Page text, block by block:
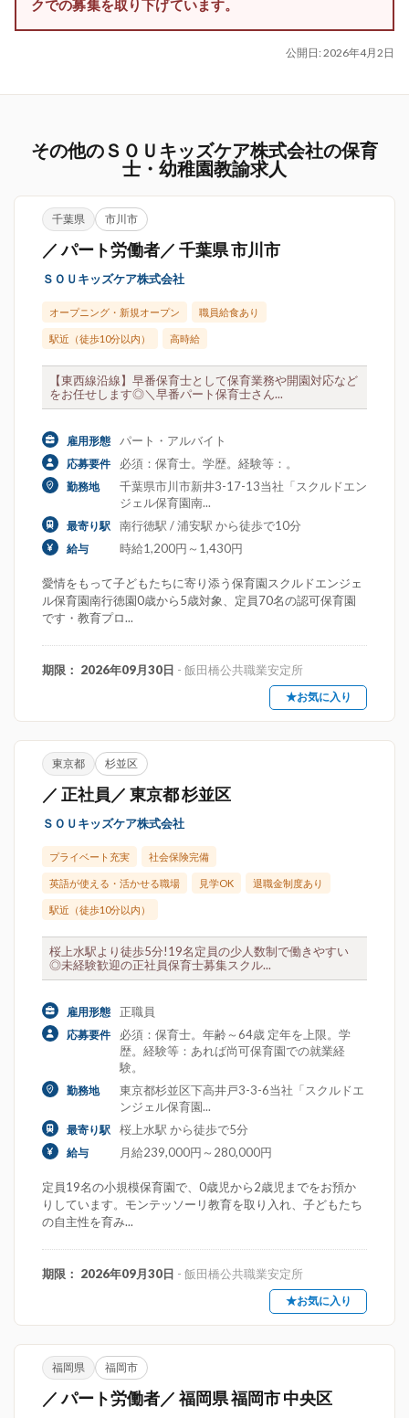
クでの募集を取り下げています。
公開日: 2026年4月2日
その他のＳＯＵキッズケア株式会社の保育
士・幼稚園教諭求人
千葉県 市川市
／ パート労働者／ 千葉県 市川市
ＳＯＵキッズケア株式会社
オープニング・新規オープン 職員給食あり
駅近（徒歩10分以内） 高時給
【東西線沿線】早番保育士として保育業務や開園対応など
をお任せします◎＼早番パート保育士さん...
雇用形態 パート・アルバイト
応募要件 必須：保育士。学歴。経験等：。
勤務地
千葉県市川市新井3-17-13当社「スクルドエン
ジェル保育園南...
最寄り駅 南行徳駅 / 浦安駅 から徒歩で10分
給与 時給1,200円～1,430円
愛情をもって子どもたちに寄り添う保育園スクルドエンジェ
ル保育園南行徳園0歳から5歳対象、定員70名の認可保育園
です・教育プロ...
期限： 2026年09月30日 - 飯田橋公共職業安定所
★お気に入り
東京都 杉並区
／ 正社員／ 東京都 杉並区
ＳＯＵキッズケア株式会社
プライベート充実 社会保険完備
英語が使える・活かせる職場 見学OK 退職金制度あり
駅近（徒歩10分以内）
桜上水駅より徒歩5分!19名定員の少人数制で働きやすい
◎未経験歓迎の正社員保育士募集スクル...
雇用形態 正職員
応募要件
必須：保育士。年齢～64歳 定年を上限。学
歴。経験等：あれば尚可保育園での就業経
験。
勤務地
東京都杉並区下高井戸3-3-6当社「スクルドエ
ンジェル保育園...
最寄り駅 桜上水駅 から徒歩で5分
給与 月給239,000円～280,000円
定員19名の小規模保育園で、0歳児から2歳児までをお預か
りしています。モンテッソーリ教育を取り入れ、子どもたち
の自主性を育み...
期限： 2026年09月30日 - 飯田橋公共職業安定所
★お気に入り
福岡県 福岡市
／ パート労働者／ 福岡県 福岡市 中央区